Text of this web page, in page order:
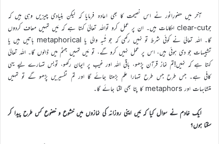
آخر میں حضورِانور نے اس نصیحت کا بھی اعادہ فرمایا کہ لیکن بنیادی چیزیں وہی ہیں کہ
جوclear-cut احکامات ہیں۔ ان پر عمل کرو تواللہ تعالیٰ کہتا ہے کہ مَیں تمہیں معاف کردوں
گا۔ اللہ تعالیٰ نے کوئی شرط تو نہیں رکھی کہ جو شُبہ والی یا metaphorical باتیں ہیں یا
تشبیہات جو دی ہوئی ہیں، اس پر عمل نہیں کرو گے، تو مَیں تمہیں جہنّم میں ڈالوں گا۔ اللہ تعالیٰ
کہتا ہے کہ نہیں!تم نماز قرآن پڑھو، باقی اللہ اور غیب پر ایمان رکھو، توبس تمہارے لیے یہی
کافی ہے۔ جس طرح جس طرح تمہارا علم بڑھتا جائے گا اور تم تفسیریں پڑھو گے تو تمہیں
متشابہات اور metaphors کا پتا بھی لگتا جائے گا۔
ایک خادم نے سوال کیا کہ مَیں اپنی روزانہ کی نمازوں میں خشوع و خضوع کس طرح پیدا کر
سکتا ہوں؟